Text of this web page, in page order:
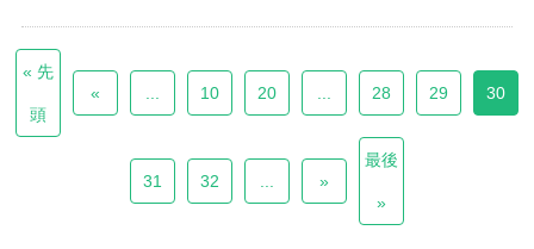
« 先
頭
« 10 20 28 29 30
31 32 »
最後
»